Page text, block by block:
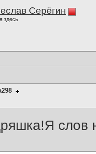
Серёгин
здесь
слов